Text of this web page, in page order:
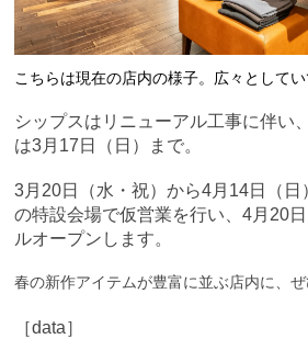
こちらは現在の店内の様子。広々として
シップスはリニューアル工事に伴い
は3月17日（日）まで。
3月20日（水・祝）から4月14日（
の特設会場で仮営業を行い、4月20
ルオープンします。
春の新作アイテムが豊富に並ぶ店内に、ぜ
［data］